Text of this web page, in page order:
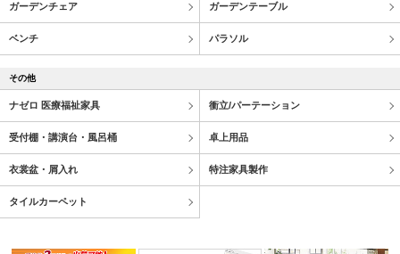
ガーデンチェア ガーデンテーブル
ベンチ パラソル
その他
ナゼロ 医療福祉家具 衝立/パーテーション
受付棚・講演台・風呂桶 卓上用品
衣裳盆・屑入れ 特注家具製作
タイルカーペット